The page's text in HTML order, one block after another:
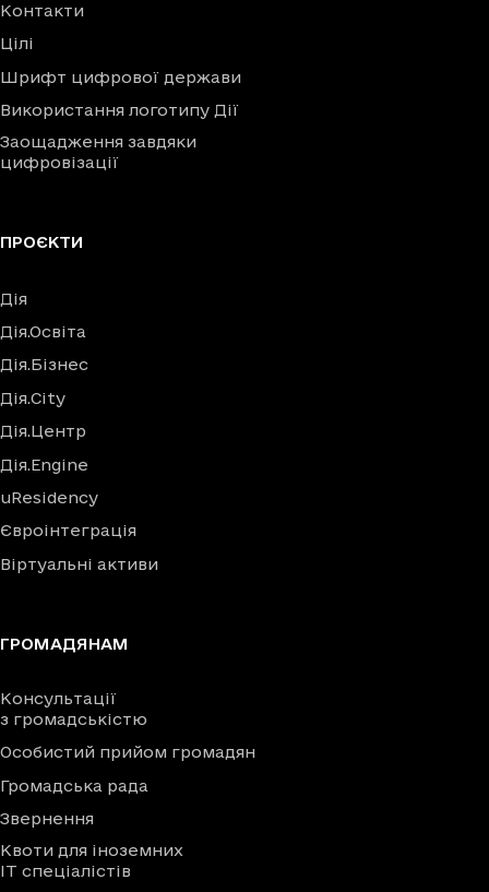
Контакти
Цілі
Шрифт цифрової держави
Використання логотипу Дії
Заощадження завдяки
цифровізації
ПРОЄКТИ
Дія
Дія.Освіта
Дія.Бізнес
Дія.City
Дія.Центр
Дія.Engine
uResidency
Євроінтеграція
Віртуальні активи
ГРОМАДЯНАМ
Консультації
з громадськістю
Особистий прийом громадян
Громадська рада
Звернення
Квоти для іноземних
IT спеціалістів